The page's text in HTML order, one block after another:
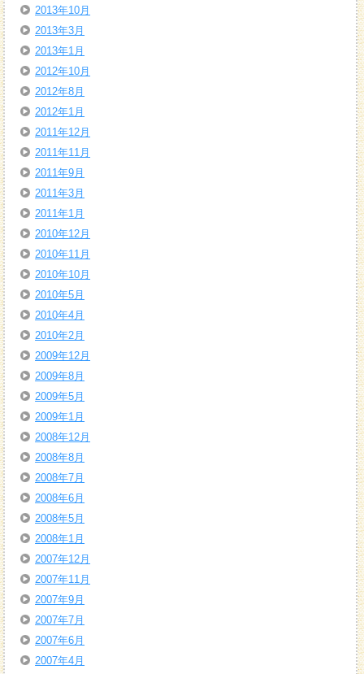
2013年10月
2013年3月
2013年1月
2012年10月
2012年8月
2012年1月
2011年12月
2011年11月
2011年9月
2011年3月
2011年1月
2010年12月
2010年11月
2010年10月
2010年5月
2010年4月
2010年2月
2009年12月
2009年8月
2009年5月
2009年1月
2008年12月
2008年8月
2008年7月
2008年6月
2008年5月
2008年1月
2007年12月
2007年11月
2007年9月
2007年7月
2007年6月
2007年4月